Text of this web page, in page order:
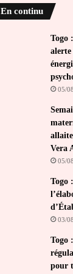
En continu
Togo
alerte
05/
Vera
05/
Togo
03/
Togo
pour